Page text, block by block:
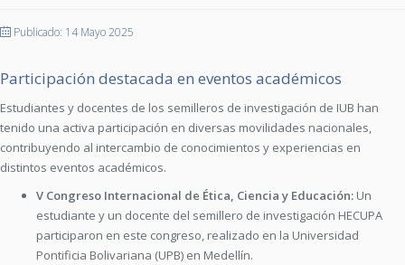
Publicado: 14 Mayo 2025
Participación destacada en eventos académicos
Estudiantes y docentes de los semilleros de investigación de IUB han
tenido una activa participación en diversas movilidades nacionales,
contribuyendo al intercambio de conocimientos y experiencias en
distintos eventos académicos.
V Congreso Internacional de Ética, Ciencia y Educación: Un
estudiante y un docente del semillero de investigación HECUPA
participaron en este congreso, realizado en la Universidad
Pontificia Bolivariana (UPB) en Medellín.